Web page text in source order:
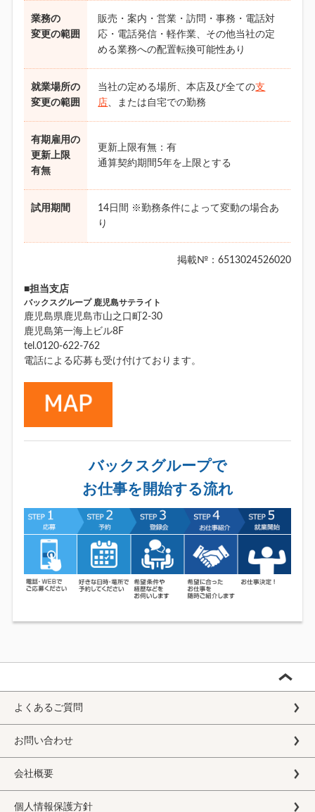
業務の
変更の範囲
販売・案内・営業・訪問・事務・電話対
応・電話発信・軽作業、その他当社の定
める業務への配置転換可能性あり
就業場所の
変更の範囲
当社の定める場所、本店及び全ての支
店、または自宅での勤務
有期雇用の
更新上限
有無
更新上限有無：有
通算契約期間5年を上限とする
試用期間
14日間 ※勤務条件によって変動の場合あ
り
掲載№：6513024526020
■担当支店
バックスグループ 鹿児島サテライト
鹿児島県鹿児島市山之口町2-30
鹿児島第一海上ビル8F
tel.0120-622-762
電話による応募も受け付けております。
バックスグループで
お仕事を開始する流れ
よくあるご質問
お問い合わせ
会社概要
個人情報保護方針